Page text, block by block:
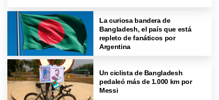
La curiosa bandera de
Bangladesh, el país que está
repleto de fanáticos por
Argentina
Un ciclista de Bangladesh
pedaleó más de 1.000 km por
Messi